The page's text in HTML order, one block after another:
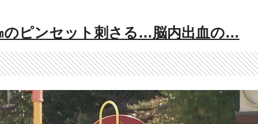
のピンセット刺さる…脳内出血の…